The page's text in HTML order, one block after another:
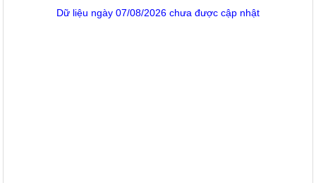
Dữ liệu ngày 07/08/2026 chưa được cập nhật